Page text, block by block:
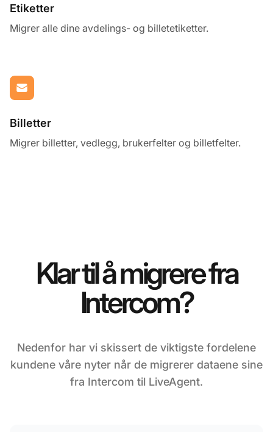
Etiketter
Migrer alle dine avdelings- og billetetiketter.
Billetter
Migrer billetter, vedlegg, brukerfelter og billetfelter.
Klar til å migrere fra
Intercom?
Nedenfor har vi skissert de viktigste fordelene
kundene våre nyter når de migrerer dataene sine
fra Intercom til LiveAgent.